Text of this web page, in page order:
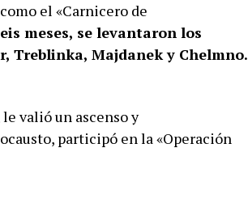
el «Carnicero de
meses, se levantaron los
Treblinka, Majdanek y Chelmno.
valió un ascenso y
participó en la «Operación